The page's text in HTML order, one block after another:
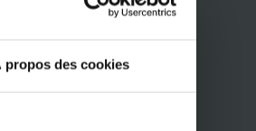
propos des cookies